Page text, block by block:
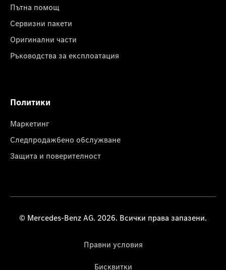
Пътна помощ
Сервизни пакети
Оригинални части
Ръководства за експлоатация
Политики
Маркетинг
Следпродажбено обслужване
Защита и поверителност
© Mercedes-Benz AG. 2026. Всички права запазени.
Правни условия
Бисквитки